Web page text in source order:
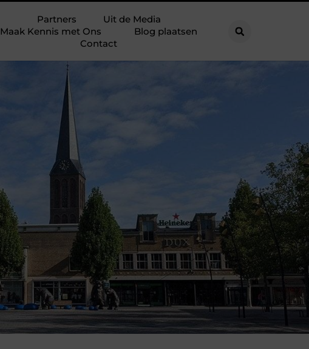
Partners
Uit de Media
Maak Kennis met Ons
Blog plaatsen
Contact